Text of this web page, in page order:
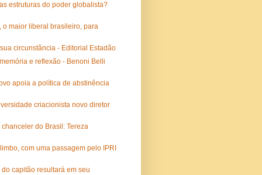
estruturas do poder globalista?
o maior liberal brasileiro, para
circunstância - Editorial Estadão
e reflexão - Benoni Belli
apoia a política de abstinência
criacionista novo diretor
do Brasil: Tereza
com uma passagem pelo IPRI
capitão resultará em seu